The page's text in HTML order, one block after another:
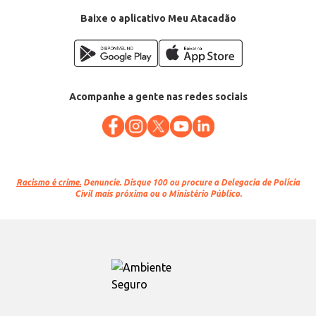
Baixe o aplicativo Meu Atacadão
Acompanhe a gente nas redes sociais
Racismo é crime. Denuncie. Disque 100 ou procure a Delegacia de Polícia
Civil mais próxima ou o Ministério Público.